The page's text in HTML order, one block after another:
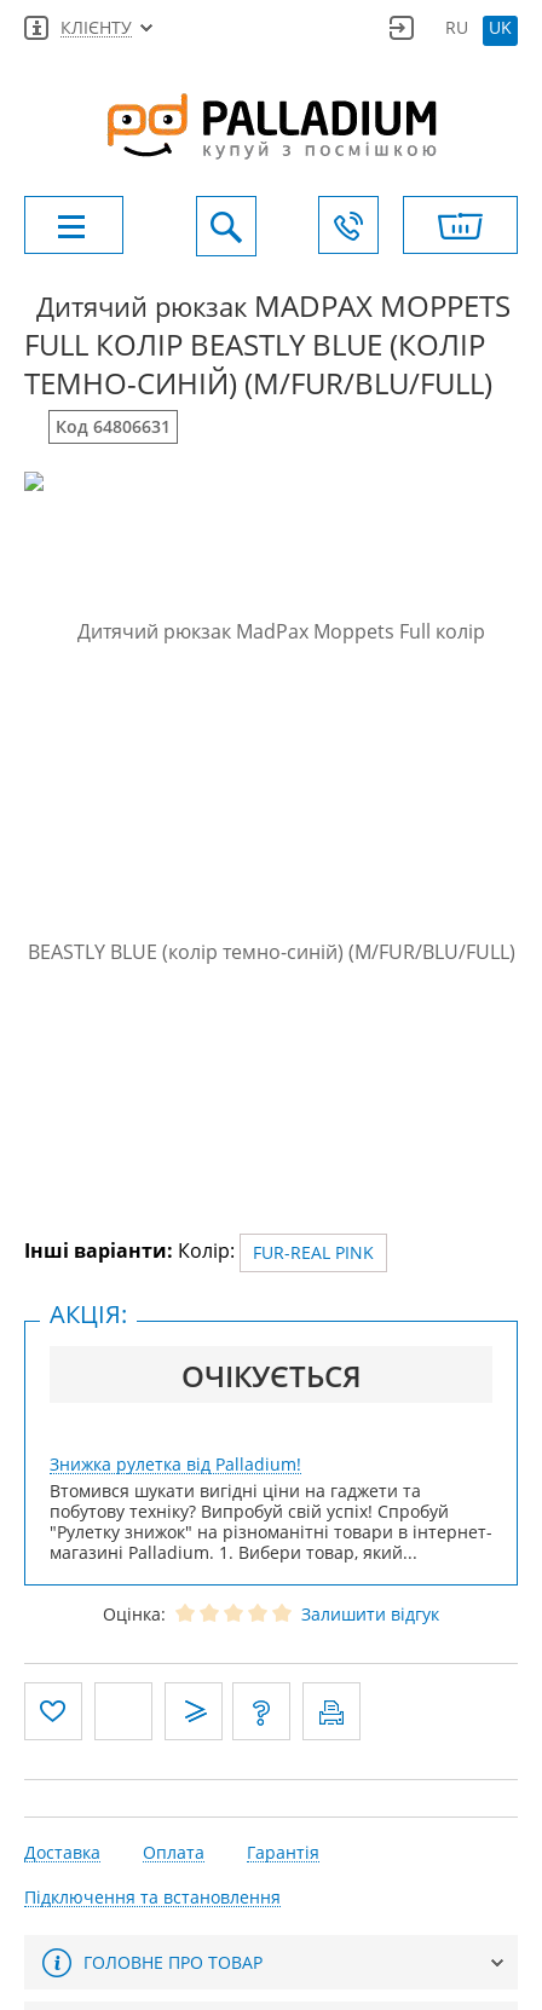
КЛІЄНТУ RU UK
Дитячий рюкзак MADPAX MOPPETS
FULL КОЛІР BEASTLY BLUE (КОЛІР
ТЕМНО-СИНІЙ) (M/FUR/BLU/FULL)
Код 64806631
Інші варіанти: Колір: FUR-REAL PINK
ОЧІКУЄТЬСЯ
АКЦІЯ:
Знижка рулетка від Palladium!
Втомився шукати вигідні ціни на гаджети та
побутову техніку? Випробуй свій успіх! Спробуй
"Рулетку знижок" на різноманітні товари в інтернет-
магазині Palladium. 1. Вибери товар, який...
Оцінка: Залишити відгук
Доставка Оплата
Гарантія
Підключення та встановлення
ГОЛОВНЕ ПРО ТОВАР